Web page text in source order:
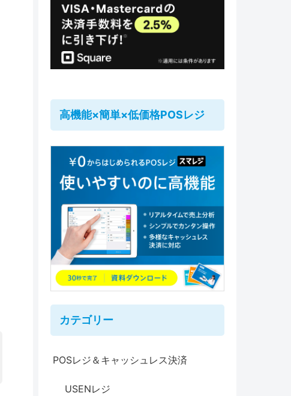
高機能×簡単×低価格POSレジ
カテゴリー
POSレジ＆キャッシュレス決済
USENレジ